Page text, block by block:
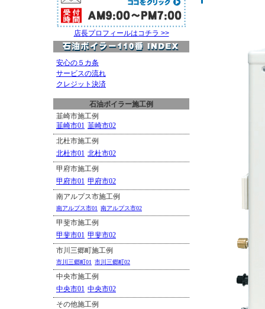
店長プロフィールはコチラ >>
安心の５カ条
サービスの流れ
クレジット決済
石油ボイラー施工例
韮崎市施工例
韮崎市01 韮崎市02
北杜市施工例
北杜市01 北杜市02
甲府市施工例
甲府市01 甲府市02
南アルプス市施工例
南アルプス市01 南アルプス市02
甲斐市施工例
甲斐市01 甲斐市02
市川三郷町施工例
市川三郷町01 市川三郷町02
中央市施工例
中央市01 中央市02
その他施工例